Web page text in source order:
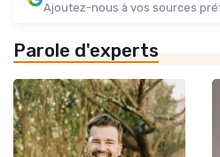
Ajoutez-nous à vos sources
Parole d'experts